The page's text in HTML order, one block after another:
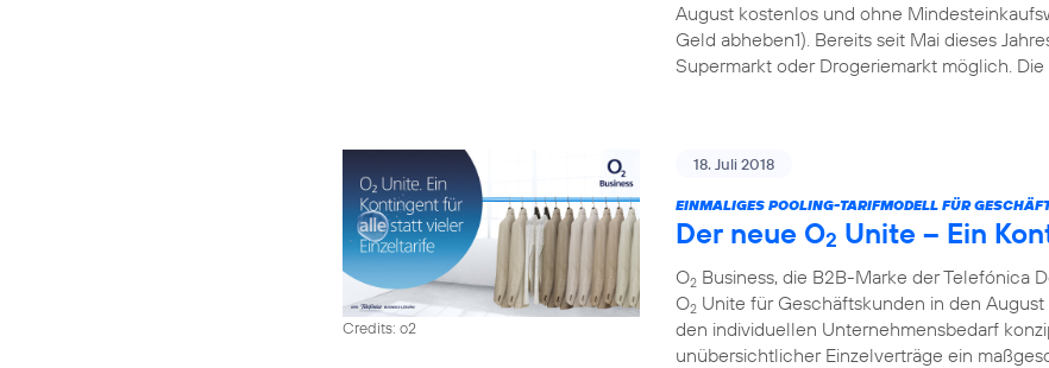
August kostenlos und ohne
Geld abheben1). Bereits seit Mai dieses
Supermarkt oder Drogeriemarkt möglich.
Credits: o2
18. Juli 2018
EINMALIGES POOLING-TARIFMODELL FÜR
Der neue O2 Unite – Ein
O2 Business, die B2B-Marke der Telefónica
O2 Unite für Geschäftskunden in den
den individuellen Unternehmensbedarf
unübersichtlicher Einzelverträge ein